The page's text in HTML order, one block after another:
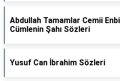
Abdullah Tamamlar Cemii
Cümlenin Şahı Sözleri
Yusuf Can İbrahim Sözleri